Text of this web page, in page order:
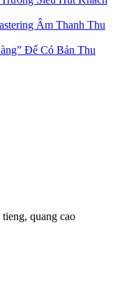
Âm Thanh Thu
Để Có Bản Thu